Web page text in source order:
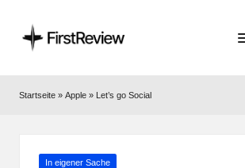
ir
Alles
Startseite » Apple » Let’s go Social
Posted
In eigener Sache